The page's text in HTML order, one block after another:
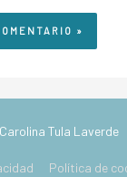
Carolina Tula Laverde
Política de